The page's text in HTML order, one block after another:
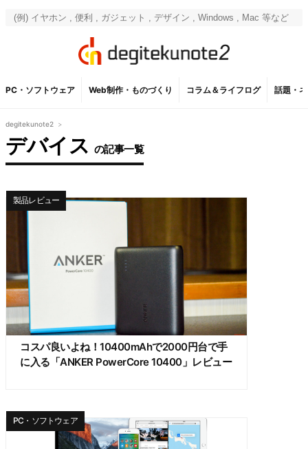
PC・ソフトウェア Web制作・ものづくり コラム＆ライフログ 話題・
degitekunote2 >
デバイス の記事一覧
コスパ良いよね！10400mAhで2000円台で手
に入る「ANKER PowerCore 10400」レビュー
製品レビュー
PC・ソフトウェア